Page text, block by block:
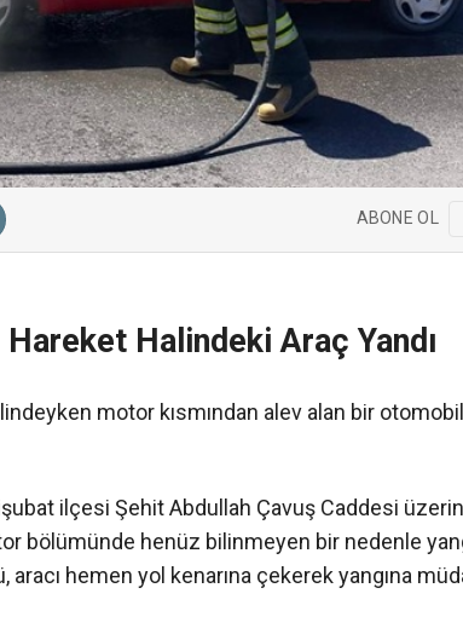
ABONE OL
Halindeki Araç Yandı
motor kısmından alev alan bir
ilçesi Şehit Abdullah Çavuş Caddesi
bölümünde henüz bilinmeyen bir nedenle
aracı hemen yol kenarına çekerek yangına